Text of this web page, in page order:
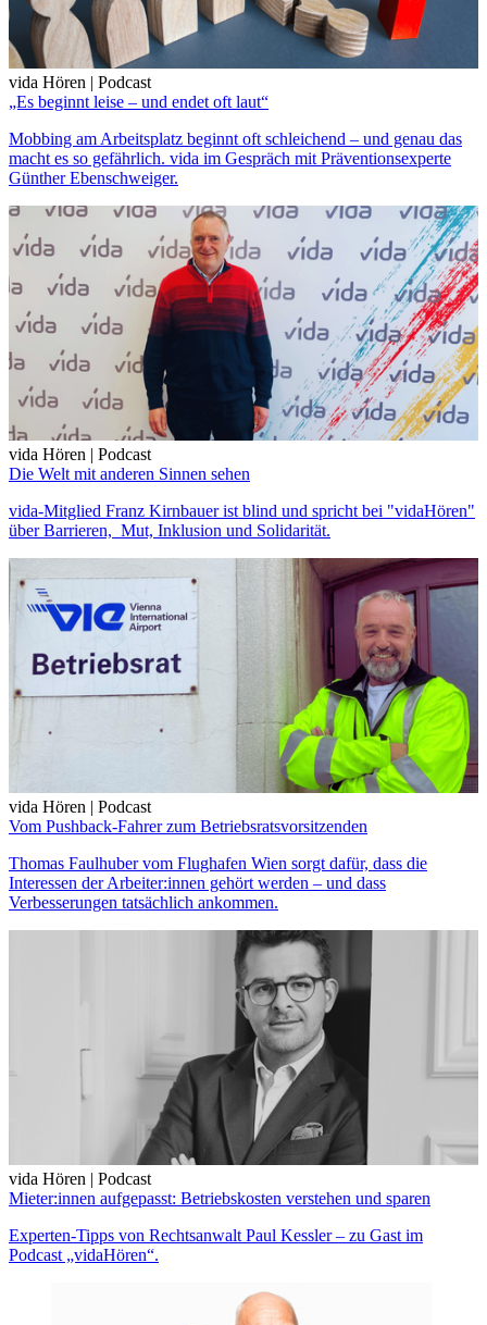
vida Hören | Podcast
„Es beginnt leise – und endet oft laut“
Mobbing am Arbeitsplatz beginnt oft schleichend – und genau das
macht es so gefährlich. vida im Gespräch mit Präventionsexperte
Günther Ebenschweiger.
vida Hören | Podcast
Die Welt mit anderen Sinnen sehen
vida-Mitglied Franz Kirnbauer ist blind und spricht bei "vidaHören"
über Barrieren, Mut, Inklusion und Solidarität.
vida Hören | Podcast
Vom Pushback-Fahrer zum Betriebsratsvorsitzenden
Thomas Faulhuber vom Flughafen Wien sorgt dafür, dass die
Interessen der Arbeiter:innen gehört werden – und dass
Verbesserungen tatsächlich ankommen.
vida Hören | Podcast
Mieter:innen aufgepasst: Betriebskosten verstehen und sparen
Experten-Tipps von Rechtsanwalt Paul Kessler – zu Gast im
Podcast „vidaHören“.